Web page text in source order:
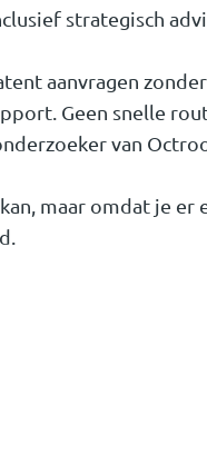
strategisch
aanvragen
Geen snelle
van
maar omdat je